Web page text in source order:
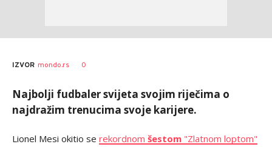
IZVOR mondo.rs 0
Najbolji fudbaler svijeta svojim riječima o
najdražim trenucima svoje karijere.
Lionel Mesi okitio se rekordnom šestom "Zlatnom loptom"